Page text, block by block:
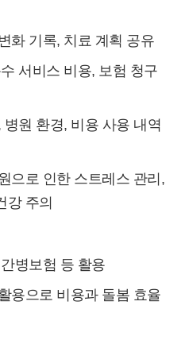
화 기록, 치료 계획 공유
서비스 비용, 보험 청구
병원 환경, 비용 사용 내역
으로 인한 스트레스 관리,
강 주의
병보험 등 활용
용으로 비용과 돌봄 효율